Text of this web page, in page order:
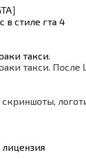
]
в стиле гта 4
такси.
такси. После
лицензия